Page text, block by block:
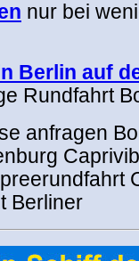
nur bei
Berlin auf
Rundfahrt
anfragen
Berliner